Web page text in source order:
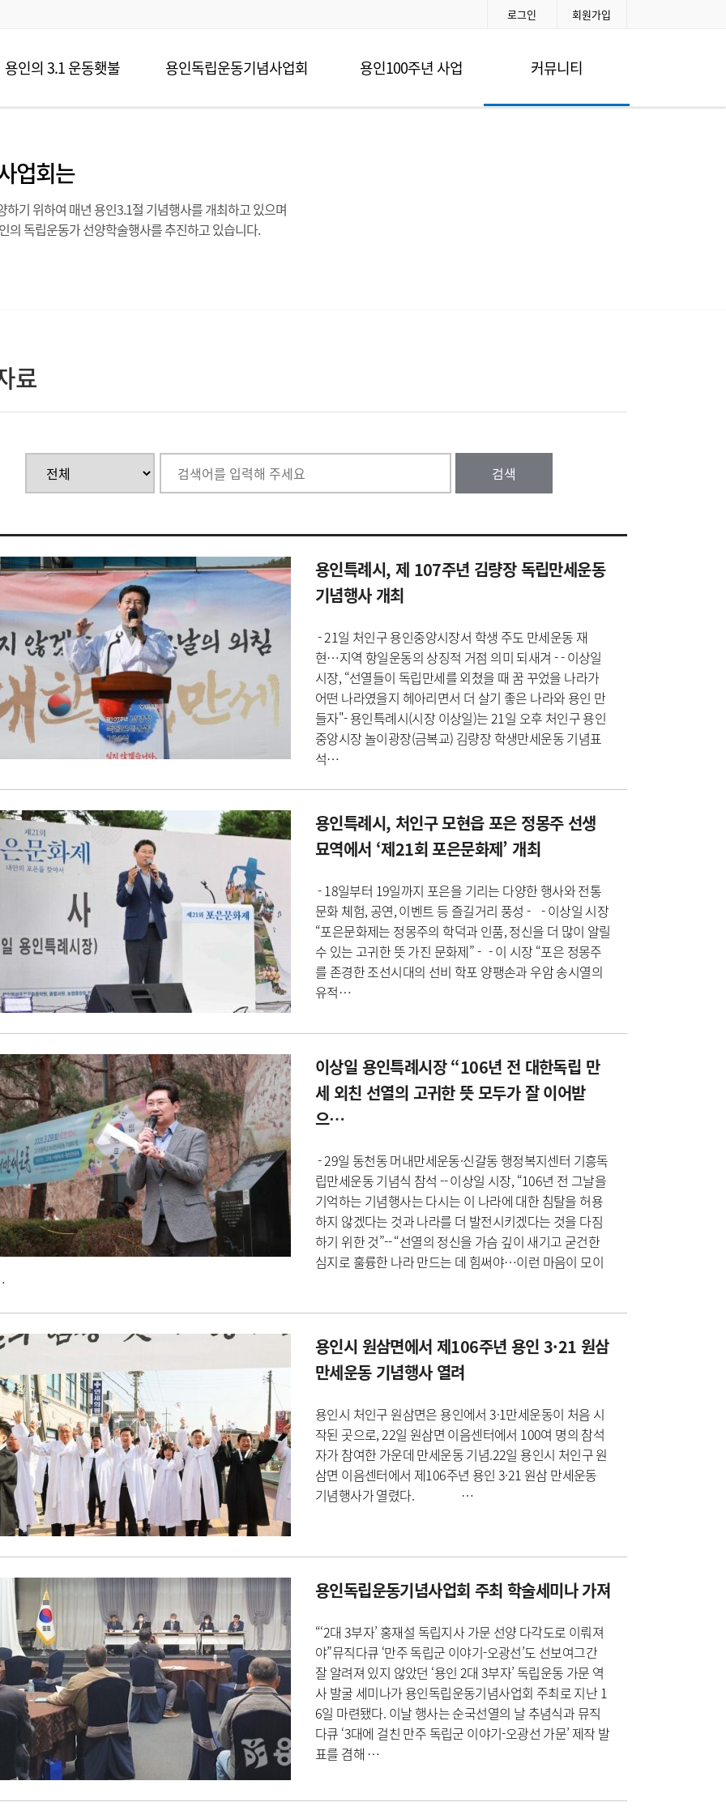
로그인 회원가입
용인의 3.1 운동횃불 용인독립운동기념사업회 용인100주년 사업 커뮤니티
업회는
기 위하여 매년 용인3.1절 기념행사를 개최하고 있으며
의 독립운동가 선양학술행사를 추진하고 있습니다.
료
검색
용인특례시, 제 107주년 김량장 독립만세운동
기념행사 개최
- 21일 처인구 용인중앙시장서 학생 주도 만세운동 재
현…지역 항일운동의 상징적 거점 의미 되새겨 - - 이상일
시장, “선열들이 독립만세를 외쳤을 때 꿈 꾸었을 나라가
어떤 나라였을지 헤아리면서 더 살기 좋은 나라와 용인 만
들자"- 용인특례시(시장 이상일)는 21일 오후 처인구 용인
중앙시장 놀이광장(금복교) 김량장 학생만세운동 기념표
석…
용인특례시, 처인구 모현읍 포은 정몽주 선생
묘역에서 ‘제21회 포은문화제’ 개최
​- 18일부터 19일까지 포은을 기리는 다양한 행사와 전통
문화 체험, 공연, 이벤트 등 즐길거리 풍성 - - 이상일 시장
“포은문화제는 정몽주의 학덕과 인품, 정신을 더 많이 알릴
수 있는 고귀한 뜻 가진 문화제” - - 이 시장 “포은 정몽주
를 존경한 조선시대의 선비 학포 양팽손과 우암 송시열의
유적…
이상일 용인특례시장 “106년 전 대한독립 만
세 외친 선열의 고귀한 뜻 모두가 잘 이어받
으…
- 29일 동천동 머내만세운동·신갈동 행정복지센터 기흥독
립만세운동 기념식 참석 -- 이상일 시장, “106년 전 그날을
기억하는 기념행사는 다시는 이 나라에 대한 침탈을 허용
하지 않겠다는 것과 나라를 더 발전시키겠다는 것을 다짐
하기 위한 것”-- “선열의 정신을 가슴 깊이 새기고 굳건한
심지로 훌륭한 나라 만드는 데 힘써야…이런 마음이 모이
용인시 원삼면에서 제106주년 용인 3·21 원삼
만세운동 기념행사 열려
용인시 처인구 원삼면은 용인에서 3·1만세운동이 처음 시
작된 곳으로, 22일 원삼면 이음센터에서 100여 명의 참석
자가 참여한 가운데 만세운동 기념.22일 용인시 처인구 원
삼면 이음센터에서 제106주년 용인 3·21 원삼 만세운동
기념행사가 열렸다. …
용인독립운동기념사업회 주최 학술세미나 가져
“‘2대 3부자’ 홍재설 독립지사 가문 선양 다각도로 이뤄져
야”뮤직다큐 ‘만주 독립군 이야기-오광선’도 선보여그간
잘 알려져 있지 않았던 ‘용인 2대 3부자’ 독립운동 가문 역
사 발굴 세미나가 용인독립운동기념사업회 주최로 지난 1
6일 마련됐다. 이날 행사는 순국선열의 날 추념식과 뮤직
다큐 ‘3대에 걸친 만주 독립군 이야기-오광선 가문’ 제작 발
표를 겸해 …